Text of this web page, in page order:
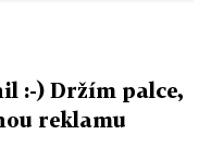
:-) Držím palce,
reklamu